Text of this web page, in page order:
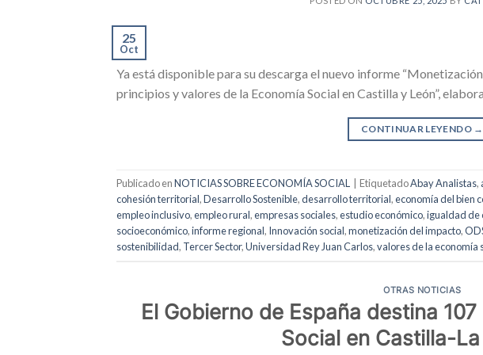
25
Oct
Ya está disponible para su descarga el nuevo informe
principios y valores de la Economía Social en Castilla y León”,
CONTINUAR LEYENDO →
Publicado enNOTICIAS SOBRE ECONOMÍA SOCIAL EtiquetadoAbay Analistas,
cohesión territorial,Desarrollo Sostenible,desarrollo territorial,economía del bien
empleo inclusivo,empleo rural,empresas sociales,estudio económico,igualdad de
socioeconómico,informe regional, Innovación social,monetización del impacto,
sostenibilidad, Tercer Sector,Universidad Rey Juan Carlos,valores de la economía
OTRAS NOTICIAS
El Gobierno de España destina
Social en Castilla-